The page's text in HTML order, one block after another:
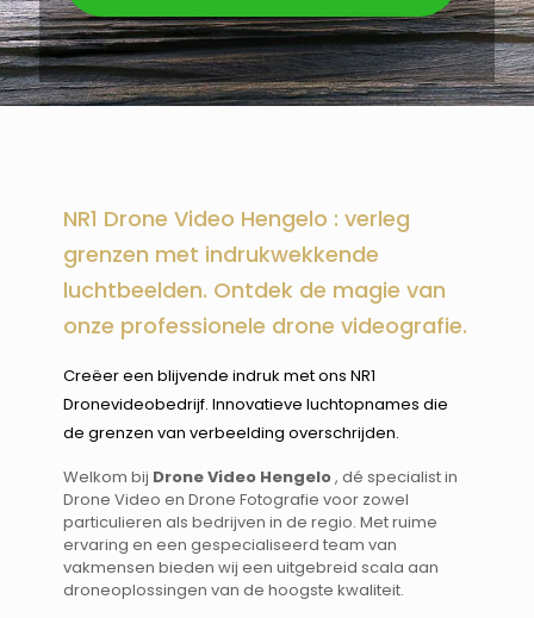
NR1 Drone Video Hengelo : verleg
grenzen met indrukwekkende
luchtbeelden. Ontdek de magie van
onze professionele drone videografie.
Creëer een blijvende indruk met ons NR1
Dronevideobedrijf. Innovatieve luchtopnames die
de grenzen van verbeelding overschrijden.
Welkom bij Drone Video Hengelo, dé specialist in
Drone Video en Drone Fotografie voor zowel
particulieren als bedrijven in de regio. Met ruime
ervaring en een gespecialiseerd team van
vakmensen bieden wij een uitgebreid scala aan
droneoplossingen van de hoogste kwaliteit.